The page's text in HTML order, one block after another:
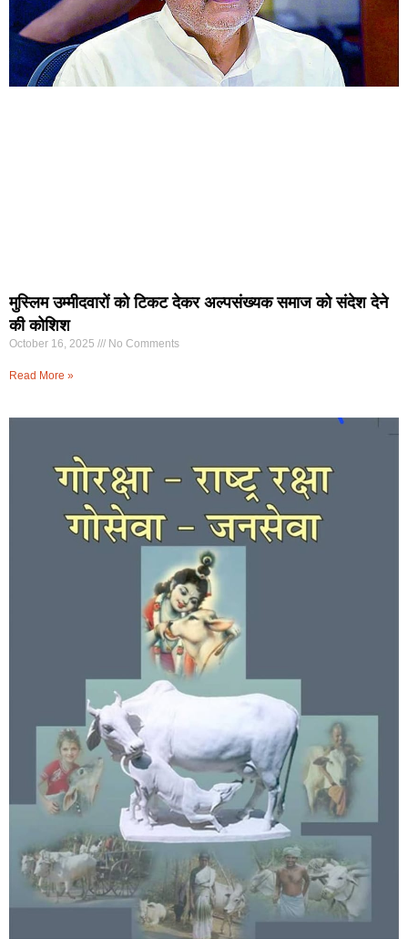
मुस्लिम उम्मीदवारों को टिकट देकर अल्पसंख्यक समाज को संदेश देने
की कोशिश
October 16, 2025 No Comments
Read More »